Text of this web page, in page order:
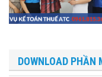
DOWNLOAD PHẦN